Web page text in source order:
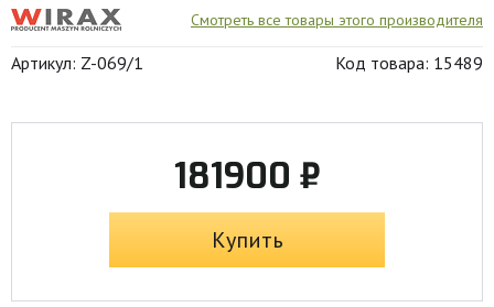
Смотреть все товары этого производителя
Артикул: Z-069/1 Код товара: 15489
181900 ₽
Купить